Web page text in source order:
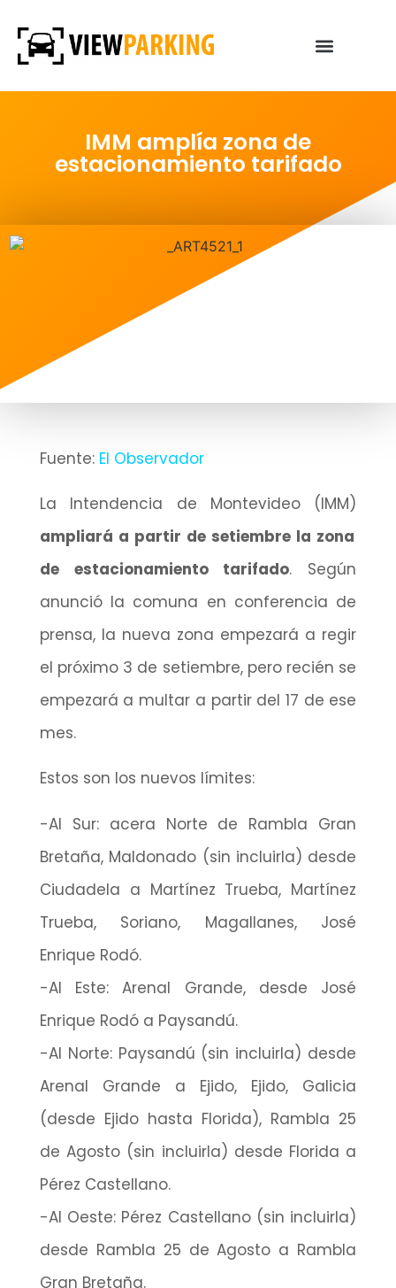
IMM amplía zona de
estacionamiento tarifado
Fuente: El Observador
La Intendencia de Montevideo (IMM)
ampliará a partir de setiembre la zona
de estacionamiento tarifado. Según
anunció la comuna en conferencia de
prensa, la nueva zona empezará a regir
el próximo 3 de setiembre, pero recién se
empezará a multar a partir del 17 de ese
mes.
Estos son los nuevos límites:
-Al Sur: acera Norte de Rambla Gran
Bretaña, Maldonado (sin incluirla) desde
Ciudadela a Martínez Trueba, Martínez
Trueba, Soriano, Magallanes, José
Enrique Rodó.
-Al Este: Arenal Grande, desde José
Enrique Rodó a Paysandú.
-Al Norte: Paysandú (sin incluirla) desde
Arenal Grande a Ejido, Ejido, Galicia
(desde Ejido hasta Florida), Rambla 25
de Agosto (sin incluirla) desde Florida a
Pérez Castellano.
-Al Oeste: Pérez Castellano (sin incluirla)
desde Rambla 25 de Agosto a Rambla
Gran Bretaña.